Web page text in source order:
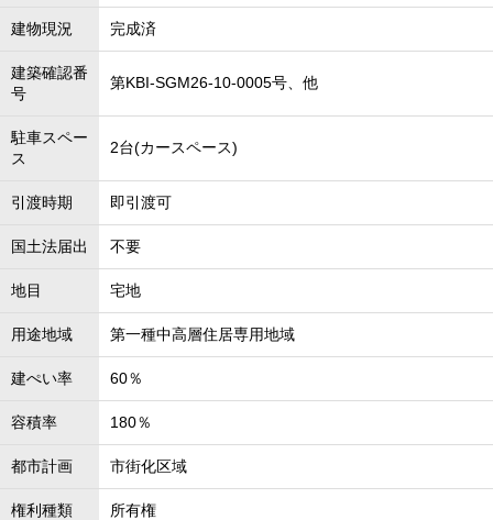
建物現況 完成済
建築確認番
号
第KBI-SGM26-10-0005号、他
駐車スペー
ス
2台(カースペース)
引渡時期 即引渡可
国土法届出 不要
地目 宅地
用途地域 第一種中高層住居専用地域
建ぺい率 60％
容積率 180％
都市計画 市街化区域
権利種類 所有権